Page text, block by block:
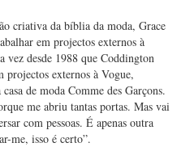
criativa da bíblia da moda, Grace
em projectos externos à
vez desde 1988 que Coddington
projectos externos à Vogue,
de moda Comme des Garçons.
me abriu tantas portas. Mas vai
com pessoas. É apenas outra
me, isso é certo”.